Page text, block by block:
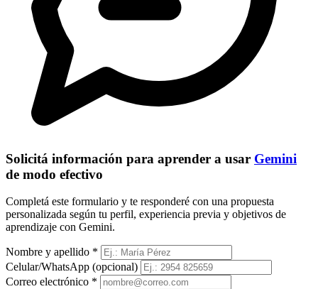
Solicitá información para aprender a usar Gemini
de modo efectivo
Completá este formulario y te responderé con una propuesta
personalizada según tu perfil, experiencia previa y objetivos de
aprendizaje con Gemini.
Nombre y apellido *
Celular/WhatsApp (opcional)
Correo electrónico *